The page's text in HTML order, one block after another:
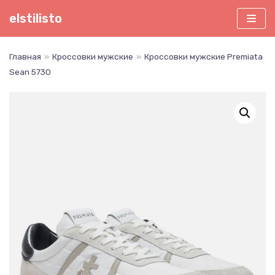
Перейти
elstilisto
Главная » Кроссовки мужские » Кроссовки мужские Premiata
Sean 5730